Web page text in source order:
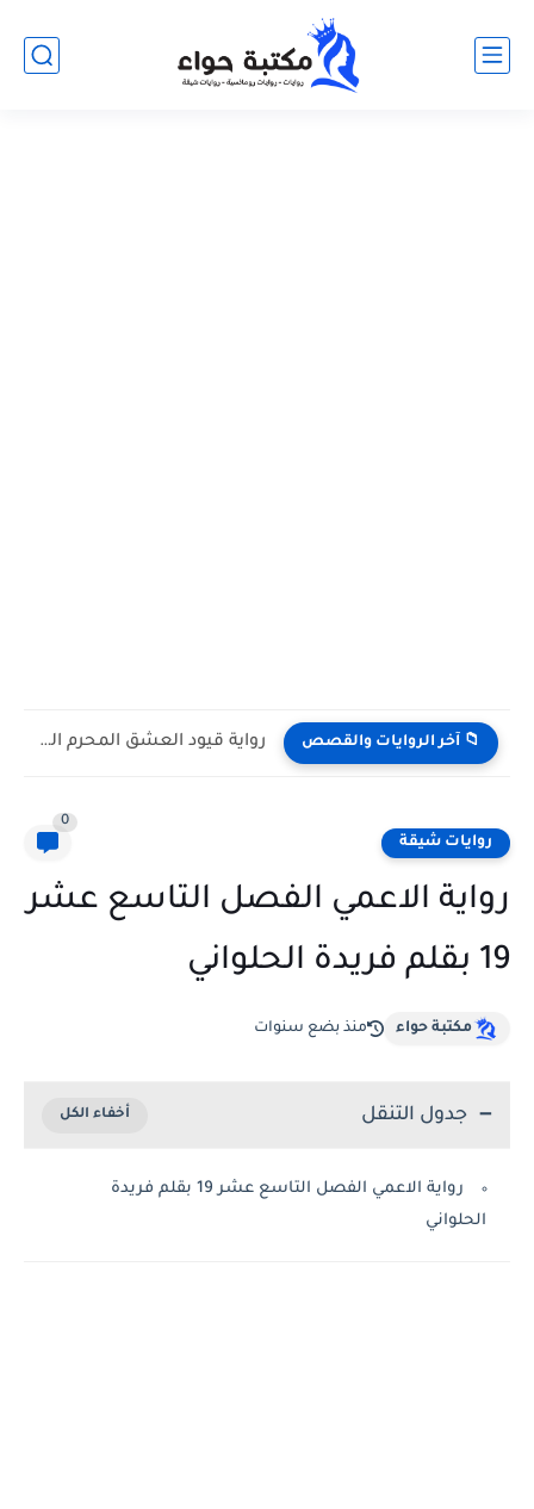
📁 آخر الروايات والقصص رواية قيود العشق المحرم الفصل الثاني 2 بقلم يوكا
روايات شيقة
0
رواية الاعمي الفصل التاسع عشر
19 بقلم فريدة الحلواني
مكتبة حواء منذ بضع سنوات
جدول التنقل
رواية الاعمي الفصل التاسع عشر 19 بقلم فريدة
الحلواني